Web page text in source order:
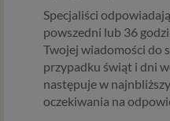
Specjaliści
powszedni lub 36
Twojej wiadomości do
przypadku świąt i dni
następuje w
oczekiwania na
przypadku udzielenia
ograniczenia lub innych
ograniczających tę zgodę,
danych do wykonania
wykonywania, a w
przetwarzania danych jest
administratora – do czasu